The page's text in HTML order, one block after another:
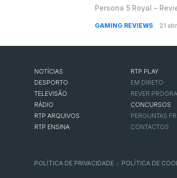
Persona 5 Royal –
GAMING REVIEWS 21
NOTÍCIAS
DESPORTO
TELEVISÃO
RÁDIO
RTP ARQUIVOS
RTP ENSINA
RTP PLAY
EM DIRETO
REVER
CONCURSOS
PERGUNTAS
CONTACTOS
POLÍTICA DE PRIVACIDADE POLÍTICA DE